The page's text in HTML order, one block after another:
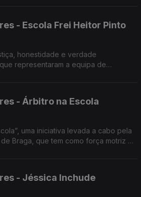
- Escola Frei Heitor Pinto
honestidade e verdade
representaram a equipa de
- Árbitro na Escola
uma iniciativa levada a cabo pela
Braga, que tem como força motriz a
- Jéssica Inchude